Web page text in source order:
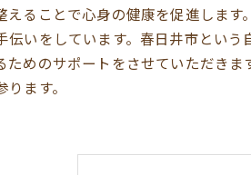
ることで心身の健康を促進しま
伝いをしています。春日井市とい
めのサポートをさせていただき
ます。